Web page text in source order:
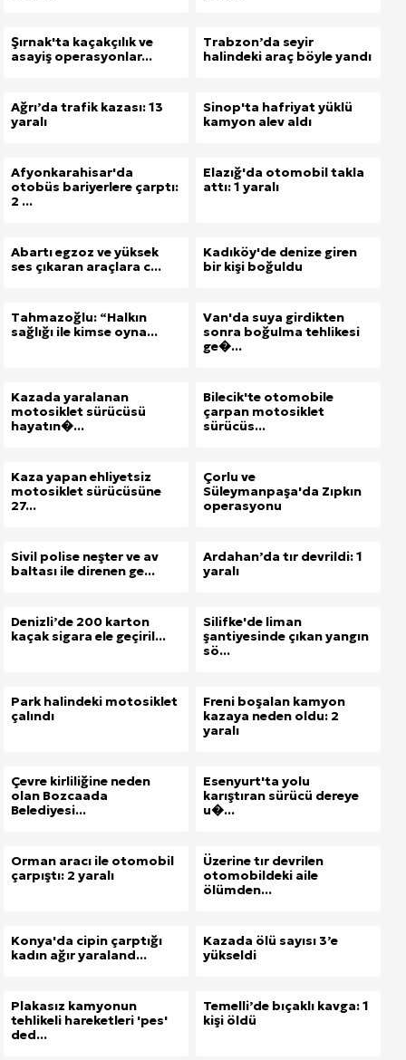
Şırnak'ta kaçakçılık ve
asayiş operasyonlar...
Trabzon’da seyir
halindeki araç böyle yandı
Ağrı’da trafik kazası: 13
yaralı
Sinop'ta hafriyat yüklü
kamyon alev aldı
Afyonkarahisar'da
otobüs bariyerlere çarptı:
2 ...
Elazığ'da otomobil takla
attı: 1 yaralı
Abartı egzoz ve yüksek
ses çıkaran araçlara c...
Kadıköy'de denize giren
bir kişi boğuldu
Tahmazoğlu: “Halkın
sağlığı ile kimse oyna...
Van'da suya girdikten
sonra boğulma tehlikesi
ge�...
Kazada yaralanan
motosiklet sürücüsü
hayatın�...
Bilecik'te otomobile
çarpan motosiklet
sürücüs...
Kaza yapan ehliyetsiz
motosiklet sürücüsüne
27...
Çorlu ve
Süleymanpaşa'da Zıpkın
operasyonu
Sivil polise neşter ve av
baltası ile direnen ge...
Ardahan’da tır devrildi: 1
yaralı
Denizli’de 200 karton
kaçak sigara ele geçiril...
Silifke'de liman
şantiyesinde çıkan yangın
sö...
Park halindeki motosiklet
çalındı
Freni boşalan kamyon
kazaya neden oldu: 2
yaralı
Çevre kirliliğine neden
olan Bozcaada
Belediyesi...
Esenyurt'ta yolu
karıştıran sürücü dereye
u�...
Orman aracı ile otomobil
çarpıştı: 2 yaralı
Üzerine tır devrilen
otomobildeki aile
ölümden...
Konya'da cipin çarptığı
kadın ağır yaraland...
Kazada ölü sayısı 3’e
yükseldi
Plakasız kamyonun
tehlikeli hareketleri 'pes'
ded...
Temelli’de bıçaklı kavga: 1
kişi öldü